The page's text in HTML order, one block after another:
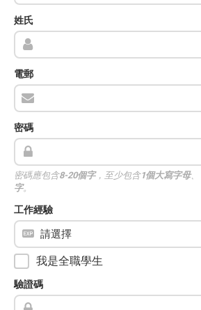
姓氏
電郵
密碼
密碼應包含8-20個字，至少包含1個大寫字母、
字。
工作經驗
我是全職學生
驗證碼